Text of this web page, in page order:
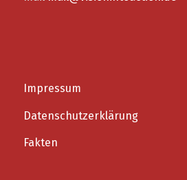
Impressum
Datenschutzerklärung
Fakten